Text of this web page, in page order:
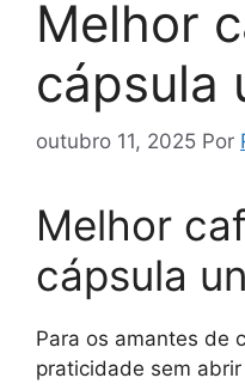
Melhor
cápsula
outubro 11, 2025 Por
Melhor
cápsula
Para os amantes de
praticidade sem